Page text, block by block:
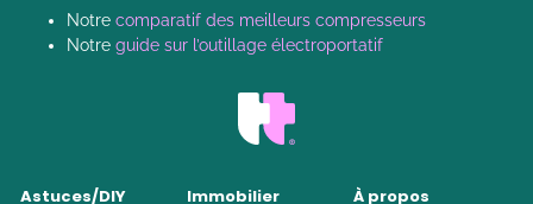
Notre comparatif des meilleurs compresseurs
Notre guide sur l’outillage électroportatif
Astuces/DIY Immobilier À propos